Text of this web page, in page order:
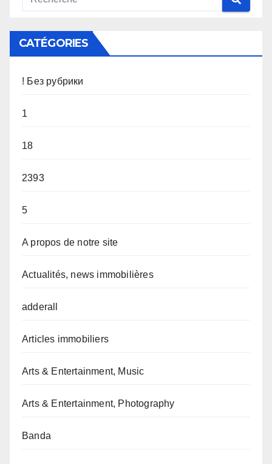
CATÉGORIES
! Без рубрики
1
18
2393
5
A propos de notre site
Actualités, news immobilières
adderall
Articles immobiliers
Arts & Entertainment, Music
Arts & Entertainment, Photography
Banda